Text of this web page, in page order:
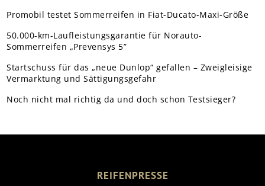
Promobil testet Sommerreifen in Fiat-Ducato-Maxi-Größe
50.000-km-Laufleistungsgarantie für Norauto-
Sommerreifen „Prevensys 5”
Startschuss für das „neue Dunlop“ gefallen – Zweigleisige
Vermarktung und Sättigungsgefahr
Noch nicht mal richtig da und doch schon Testsieger?
REIFENPRESSE